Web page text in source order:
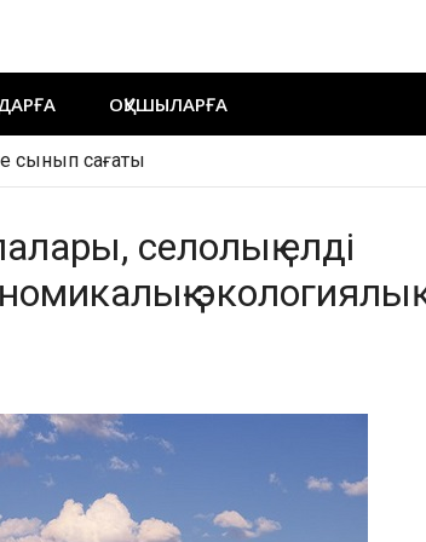
ОҚУШЫЛАРҒА
сценарий
селолық елді
экологиялық